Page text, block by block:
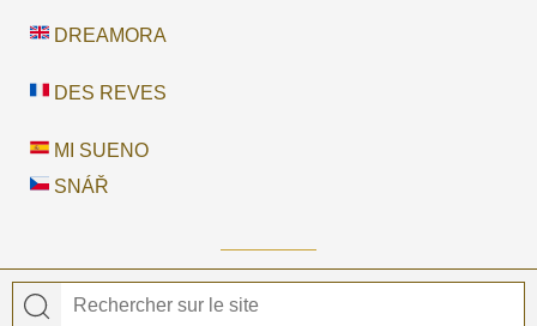
DREAMORA
DES REVES
MI SUENO
SNÁŘ